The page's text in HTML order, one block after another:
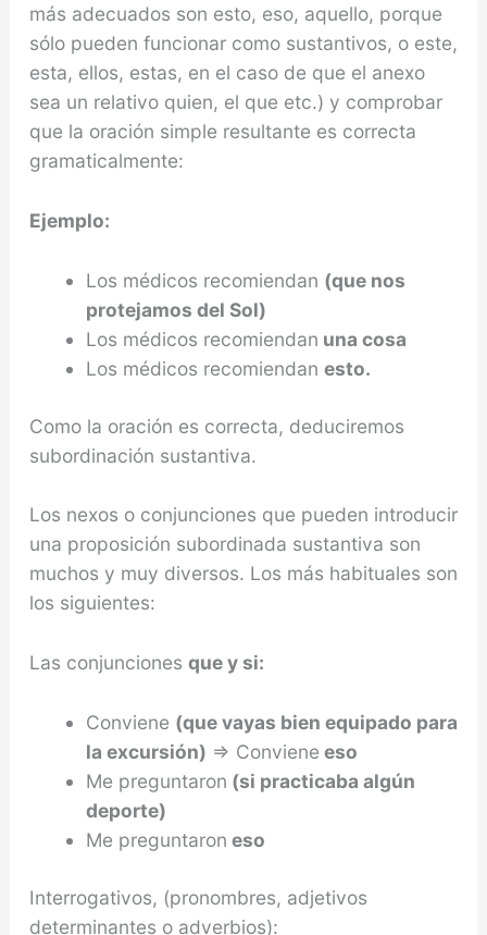
más adecuados son esto, eso, aquello, porque
sólo pueden funcionar como sustantivos, o este,
esta, ellos, estas, en el caso de que el anexo
sea un relativo quien, el que etc.) y comprobar
que la oración simple resultante es correcta
gramaticalmente:
Ejemplo:
Los médicos recomiendan (que nos
protejamos del Sol)
Los médicos recomiendan una cosa
Los médicos recomiendan esto.
Como la oración es correcta, deduciremos
subordinación sustantiva.
Los nexos o conjunciones que pueden introducir
una proposición subordinada sustantiva son
muchos y muy diversos. Los más habituales son
los siguientes:
Las conjunciones que y si:
Conviene (que vayas bien equipado para
la excursión) ⇒ Conviene eso
Me preguntaron (si practicaba algún
deporte)
Me preguntaron eso
Interrogativos, (pronombres, adjetivos
determinantes o adverbios):